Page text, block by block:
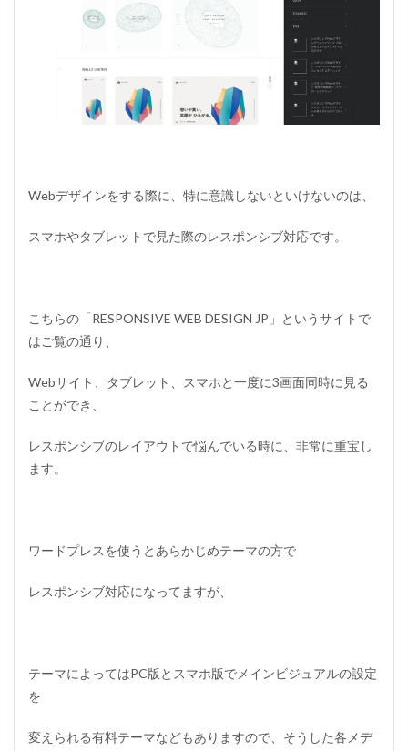
Webデザインをする際に、特に意識しないといけないのは、
スマホやタブレットで見た際のレスポンシブ対応です。
こちらの「RESPONSIVE WEB DESIGN JP」というサイトで
はご覧の通り、
Webサイト、タブレット、スマホと一度に3画面同時に見る
ことができ、
レスポンシブのレイアウトで悩んでいる時に、非常に重宝し
ます。
ワードプレスを使うとあらかじめテーマの方で
レスポンシブ対応になってますが、
テーマによってはPC版とスマホ版でメインビジュアルの設定
を
変えられる有料テーマなどもありますので、そうした各メデ